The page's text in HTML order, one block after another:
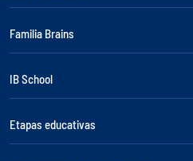
Familia Brains
IB School
Etapas educativas